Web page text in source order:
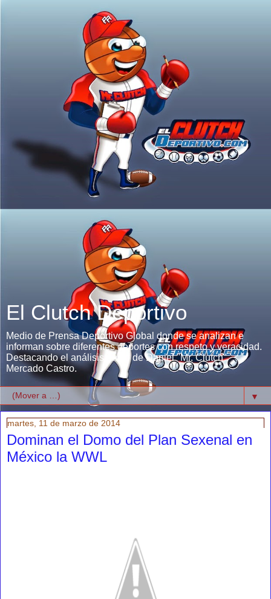
El Clutch Deportivo
Medio de Prensa Deportivo Global donde se analizan e
informan sobre diferentes deportes con respeto y veracidad.
Destacando el análisis único de Daniel "Mr. Clutch"
Mercado Castro.
▼
martes, 11 de marzo de 2014
Dominan el Domo del Plan Sexenal en
México la WWL